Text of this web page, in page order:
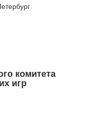
комитета
игр